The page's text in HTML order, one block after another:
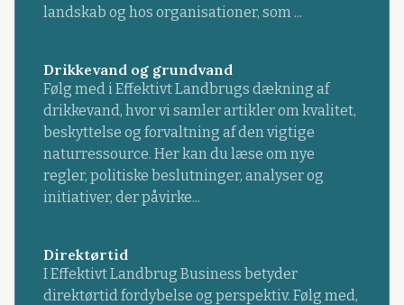
landskab og hos organisationer, som ...
Drikkevand og grundvand
Følg med i Effektivt Landbrugs dækning af
drikkevand, hvor vi samler artikler om kvalitet,
beskyttelse og forvaltning af den vigtige
naturressource. Her kan du læse om nye
regler, politiske beslutninger, analyser og
initiativer, der påvirke...
Direktørtid
I Effektivt Landbrug Business betyder
direktørtid fordybelse og perspektiv. Følg med,